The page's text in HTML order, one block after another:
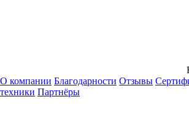
О компании Благодарности Отзывы
техники Партнёры